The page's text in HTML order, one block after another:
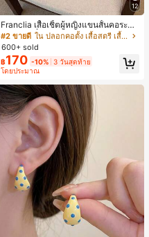
12
Franclia เสื้อเชิ้ตผู้หญิงแขนสั้นคอระบา
ยกระดุมเดี่ยวลายทาง
#2 ขายดี
ใน ปลอกคอตั้ง เสื้อสตรี เสื้อเบลาส์ & Tee
600+ sold
฿170 -10% 3 วันสุดท้าย
โดยประมาณ